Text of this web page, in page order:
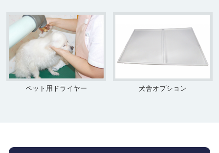
ペット用ドライヤー 犬舎オプション